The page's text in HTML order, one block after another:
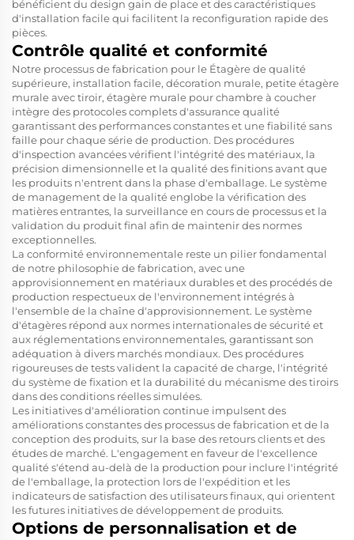
bénéficient du design gain de place et des caractéristiques
d'installation facile qui facilitent la reconfiguration rapide des
pièces.
Contrôle qualité et conformité
Notre processus de fabrication pour le Étagère de qualité
supérieure, installation facile, décoration murale, petite étagère
murale avec tiroir, étagère murale pour chambre à coucher
intègre des protocoles complets d'assurance qualité
garantissant des performances constantes et une fiabilité sans
faille pour chaque série de production. Des procédures
d'inspection avancées vérifient l'intégrité des matériaux, la
précision dimensionnelle et la qualité des finitions avant que
les produits n'entrent dans la phase d'emballage. Le système
de management de la qualité englobe la vérification des
matières entrantes, la surveillance en cours de processus et la
validation du produit final afin de maintenir des normes
exceptionnelles.
La conformité environnementale reste un pilier fondamental
de notre philosophie de fabrication, avec une
approvisionnement en matériaux durables et des procédés de
production respectueux de l'environnement intégrés à
l'ensemble de la chaîne d'approvisionnement. Le système
d'étagères répond aux normes internationales de sécurité et
aux réglementations environnementales, garantissant son
adéquation à divers marchés mondiaux. Des procédures
rigoureuses de tests valident la capacité de charge, l'intégrité
du système de fixation et la durabilité du mécanisme des tiroirs
dans des conditions réelles simulées.
Les initiatives d'amélioration continue impulsent des
améliorations constantes des processus de fabrication et de la
conception des produits, sur la base des retours clients et des
études de marché. L'engagement en faveur de l'excellence
qualité s'étend au-delà de la production pour inclure l'intégrité
de l'emballage, la protection lors de l'expédition et les
indicateurs de satisfaction des utilisateurs finaux, qui orientent
les futures initiatives de développement de produits.
Options de personnalisation et de